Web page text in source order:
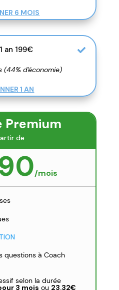
6 MOIS
an 199€
(44% d'économie)
1 AN
Premium
de
/mois
questions à Coach
selon la durée
3 mois ou 23,32€